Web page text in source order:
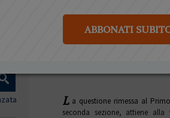
ABBONATI
fiduciae
diVito Amendolagine
L a questione rimessa al
seconda sezione, attiene alla